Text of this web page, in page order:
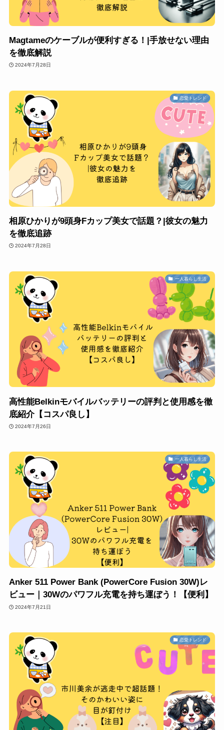
Magtameのケーブルが便利すぎる！|手放せない理由
を徹底解説
2024年7月28日
恋愛トレンド
相原ひかりが9頭身Fカップ美女で話題？|彼女の魅力
を徹底追跡
2024年7月28日
一人暮らし生活
高性能Belkinモバイルバッテリーの評判と使用感を徹
底紹介【コスパ良し】
2024年7月26日
一人暮らし生活
Anker 511 Power Bank (PowerCore Fusion 30W)レ
ビュー｜30Wのパワフル充電を持ち運ぼう！【便利】
2024年7月21日
恋愛トレンド